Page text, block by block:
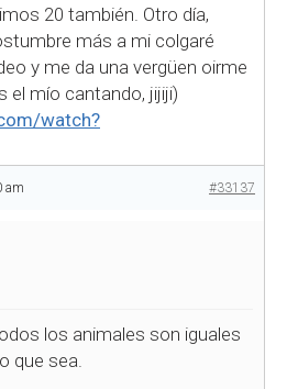
20 también. Otro día,
más a mi colgaré
y me da una vergüen oirme
el mío cantando, jijiji)
watch?
am #33137
los animales son iguales
que sea.